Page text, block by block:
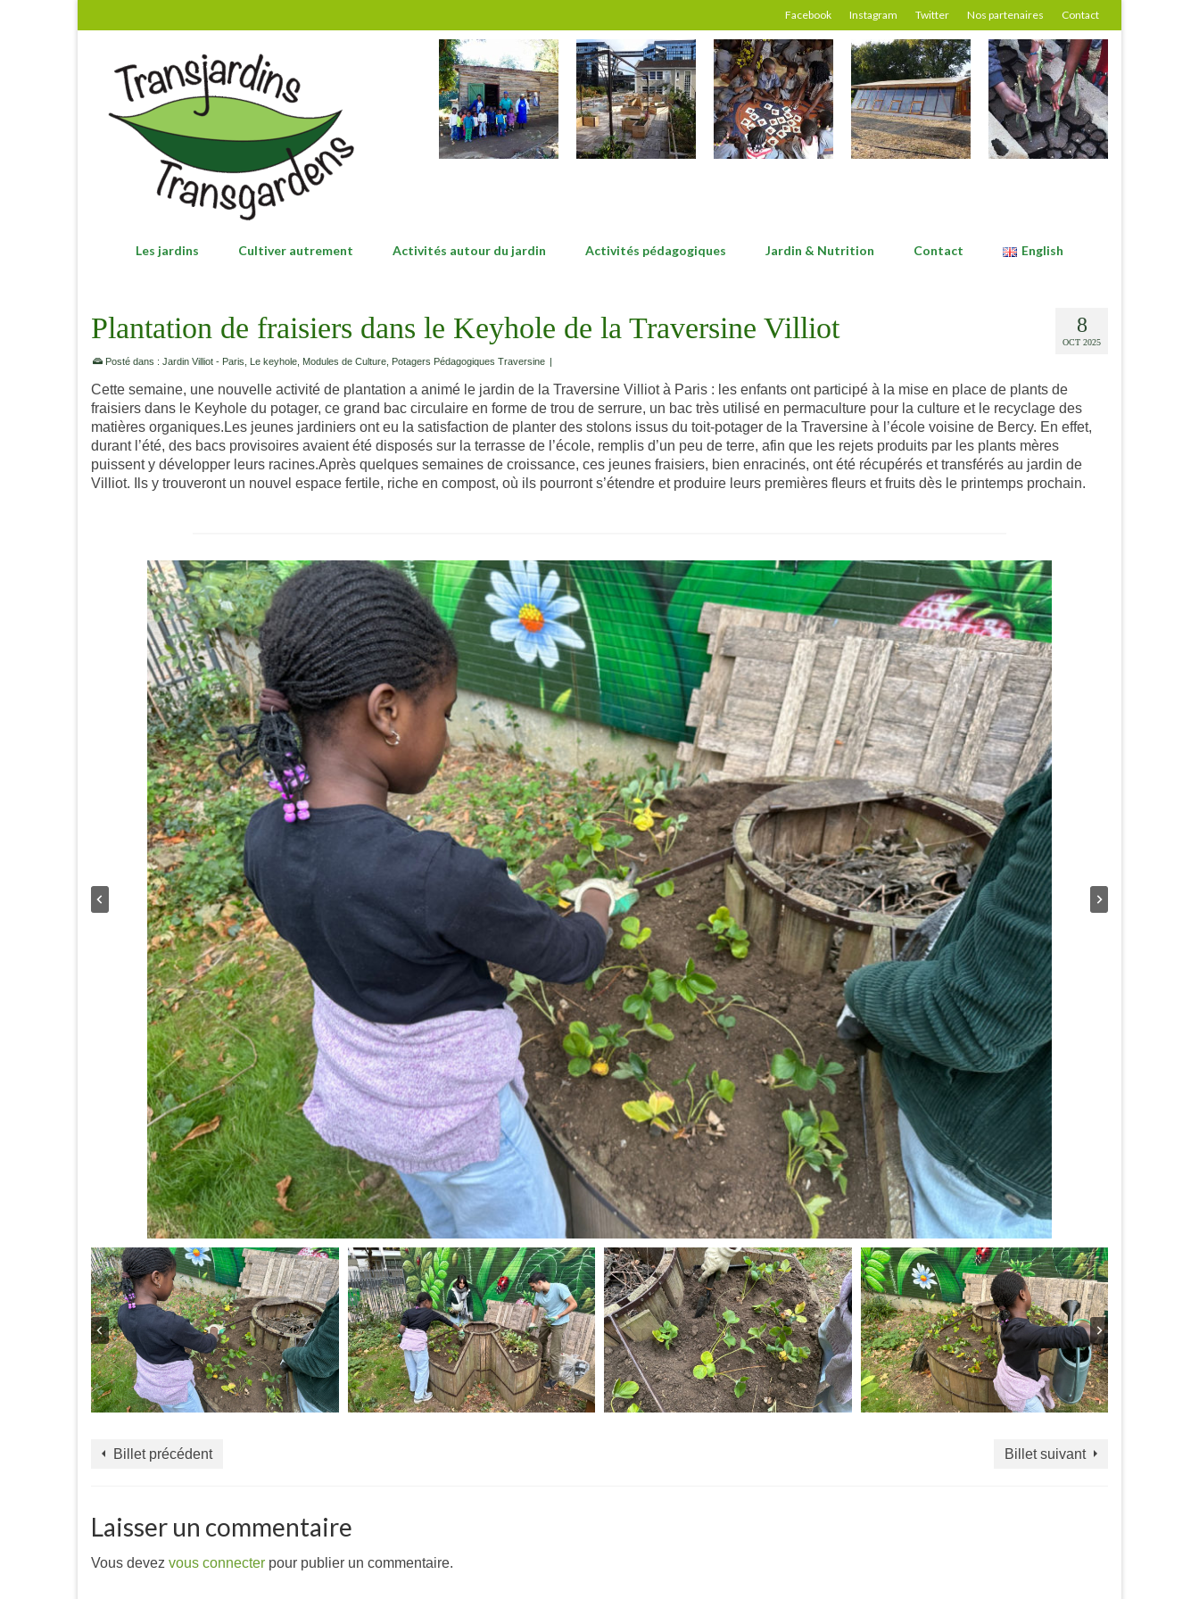
Facebook Instagram Twitter Nos partenaires Contact
Les jardins Cultiver autrement Activités autour du jardin Activités pédagogiques Jardin & Nutrition Contact English
8
OCT 2025
Plantation de fraisiers dans le Keyhole de la Traversine Villiot
Posté dans : Jardin Villiot - Paris Le keyhole Modules de Culture Potagers Pédagogiques Traversine |
Cette semaine, une nouvelle activité de plantation a animé le jardin de la Traversine Villiot à Paris : les enfants ont participé à la mise en place de plants de
fraisiers dans le Keyhole du potager, ce grand bac circulaire en forme de trou de serrure, un bac très utilisé en permaculture pour la culture et le recyclage des
matières organiques.Les jeunes jardiniers ont eu la satisfaction de planter des stolons issus du toit-potager de la Traversine à l’école voisine de Bercy. En effet,
durant l’été, des bacs provisoires avaient été disposés sur la terrasse de l’école, remplis d’un peu de terre, afin que les rejets produits par les plants mères
puissent y développer leurs racines.Après quelques semaines de croissance, ces jeunes fraisiers, bien enracinés, ont été récupérés et transférés au jardin de
Villiot. Ils y trouveront un nouvel espace fertile, riche en compost, où ils pourront s’étendre et produire leurs premières fleurs et fruits dès le printemps prochain.
Billet précédent Billet suivant
Laisser un commentaire
Vous devez vous connecter pour publier un commentaire.